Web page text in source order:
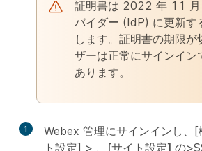
証明書は 2022 年 11 月
バイダー (IdP) に更新す
します。証明書の期限が
ザーは正常にサインイン
あります。
1
Webex 管理にサインインし、
ト 設定] > 、[サイト設定] の